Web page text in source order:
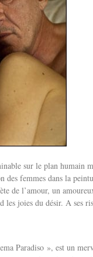
sur le plan humain
femmes dans la
de l’amour, un
joies du désir. A ses
Paradiso », est un